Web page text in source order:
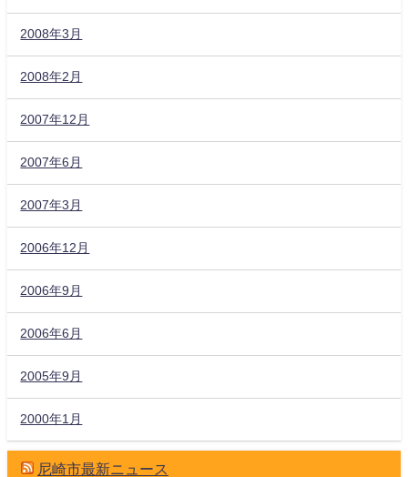
2008年3月
2008年2月
2007年12月
2007年6月
2007年3月
2006年12月
2006年9月
2006年6月
2005年9月
2000年1月
尼崎市最新ニュース